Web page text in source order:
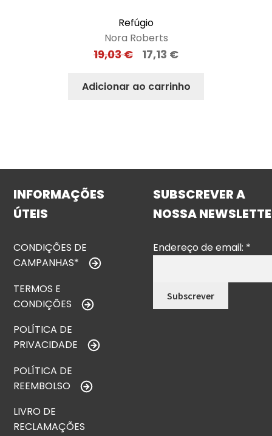
Refúgio
Nora Roberts
19,03€ 17,13 €
Adicionar ao carrinho
INFORMAÇÕES
ÚTEIS
CONDIÇÕES DE
CAMPANHAS*
TERMOS E
CONDIÇÕES
POLÍTICA DE
PRIVACIDADE
POLÍTICA DE
REEMBOLSO
LIVRO DE
RECLAMAÇÕES
SUBSCREVER A
NOSSA
Endereço de email: *